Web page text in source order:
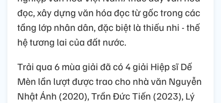
đọc, xây dựng văn hóa đọc từ gốc trong các
tầng lớp nhân dân, đặc biệt là thiếu nhi - thế
hệ tương lai của đất nước.
Trải qua 6 mùa giải đã có 4 giải Hiệp sĩ Dế
Mèn lần lượt được trao cho nhà văn Nguyễn
Nhật Ánh (2020), Trần Đức Tiến (2023), Lý